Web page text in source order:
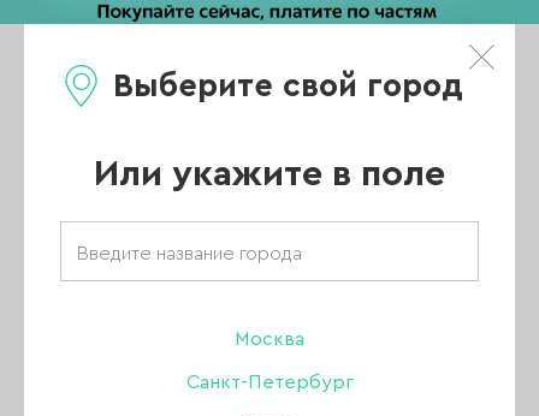
Выберите свой город
Или укажите в поле
Москва
Санкт-Петербург
Каталог
Главная/
Каталог/
Гель-лак/
Amokey/
Гель-лак Amokey Rosy mode 12, 8 мл